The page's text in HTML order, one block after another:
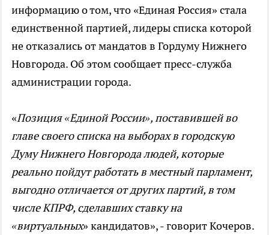
информацию о том, что «Единая Россия» стала
единственной партией, лидеры списка которой
не отказались от мандатов в Гордуму Нижнего
Новгорода. Об этом сообщает пресс-служба
администрации города.
«Позиция «Единой России», поставившей во
главе своего списка на выборах в городскую
Думу Нижнего Новгорода людей, которые
реально пойдут работать в местный парламент,
выгодно отличается от других партий, в том
числе КПРФ, сделавших ставку на
«виртуальных» кандидатов», - говорит Кочеров.